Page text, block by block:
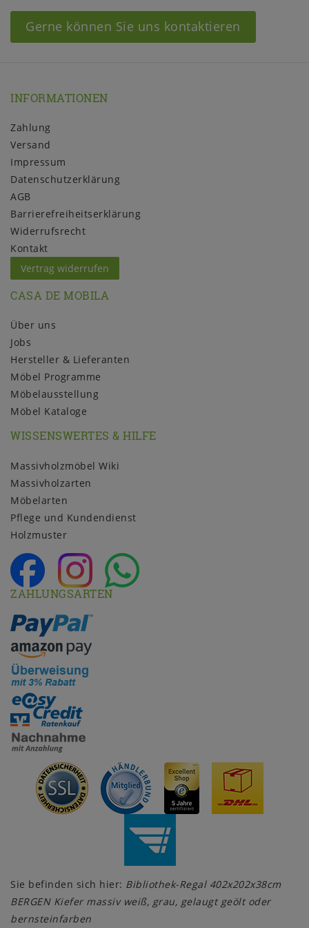
Gerne können Sie uns kontaktieren
INFORMATIONEN
Zahlung
Versand
Impressum
Daten­schutz­erklärung
AGB
Barrierefreiheitserklärung
Widerrufs­recht
Kontakt
Vertrag widerrufen
CASA DE MOBILA
Über uns
Jobs
Hersteller & Lieferanten
Möbel Programme
Möbelausstellung
Möbel Kataloge
WISSENSWERTES & HILFE
Massivholzmöbel Wiki
Massivholzarten
Möbelarten
Pflege und Kundendienst
Holzmuster
ZAHLUNGSARTEN
Sie befinden sich hier: Bibliothek-Regal 402x202x38cm
BERGEN Kiefer massiv weiß, grau, gelaugt geölt oder
bernsteinfarben